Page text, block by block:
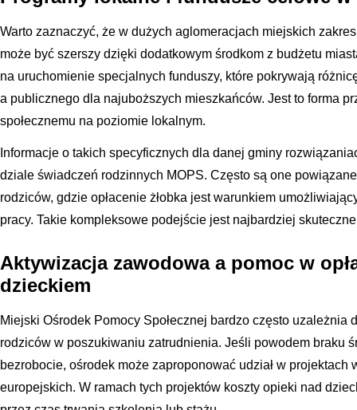
Warto zaznaczyć, że w dużych aglomeracjach miejskich
może być szerszy dzięki dodatkowym środkom z budżetu
na uruchomienie specjalnych funduszy, które pokrywają
a publicznego dla najuboższych mieszkańców. Jest to forma
społecznemu na poziomie lokalnym.
Informacje o takich specyficznych dla danej gminy
dziale świadczeń rodzinnych MOPS. Często są one
rodziców, gdzie opłacenie żłobka jest warunkiem
pracy. Takie kompleksowe podejście jest najbardziej
Aktywizacja zawodowa a pomoc w
dzieckiem
Miejski Ośrodek Pomocy Społecznej bardzo często uzależnia
rodziców w poszukiwaniu zatrudnienia. Jeśli powodem braku
bezrobocie, ośrodek może zaproponować udział w projektach
europejskich. W ramach tych projektów koszty opieki nad